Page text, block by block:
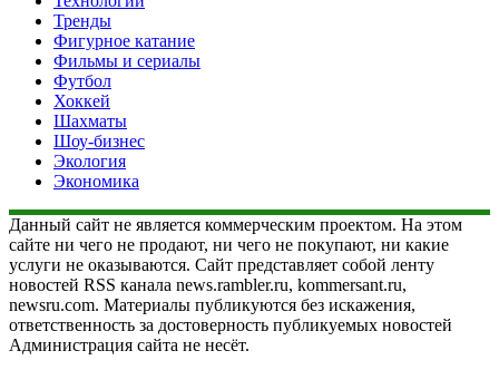
Тренды
Фигурное катание
Фильмы и сериалы
Футбол
Хоккей
Шахматы
Шоу-бизнес
Экология
Экономика
Данный сайт не является коммерческим проектом. На этом
сайте ни чего не продают, ни чего не покупают, ни какие
услуги не оказываются. Сайт представляет собой ленту
новостей RSS канала news.rambler.ru, kommersant.ru,
newsru.com. Материалы публикуются без искажения,
ответственность за достоверность публикуемых новостей
Администрация сайта не несёт.